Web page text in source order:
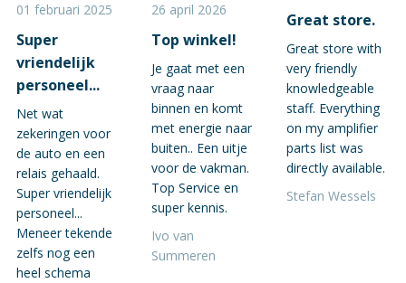
01 februari 2025
Super
vriendelijk
personeel...
Net wat
zekeringen voor
de auto en een
relais gehaald.
Super vriendelijk
personeel...
Meneer tekende
zelfs nog een
heel schema
26 april 2026
Top winkel!
Je gaat met een
vraag naar
binnen en komt
met energie naar
buiten.. Een uitje
voor de vakman.
Top Service en
super kennis.
Ivo van
Summeren
Great store.
Great store with
very friendly
knowledgeable
staff. Everything
on my amplifier
parts list was
directly available.
Stefan Wessels